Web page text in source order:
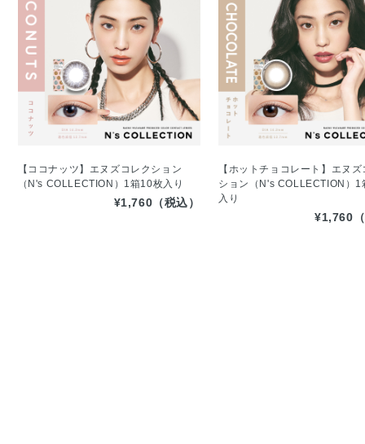
【ココナッツ】エヌズコレクション
（N's COLLECTION）1箱10枚入り
¥1,760（税込）
【ホットチョコレート】エヌ
ション（N's COLLECTION）1
入り
¥1,760